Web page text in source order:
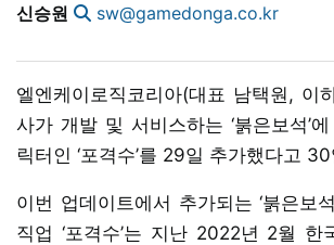
신승원 sw@gamedonga.co.kr
엘엔케이로직코리아(대표 남택원, 이
사가 개발 및 서비스하는 ‘붉은보석’에
릭터인 ‘포격수’를 29일 추가했다고
이번 업데이트에서 추가되는 ‘붉은보
직업 ‘포격수’는 지난 2022년 2월 한